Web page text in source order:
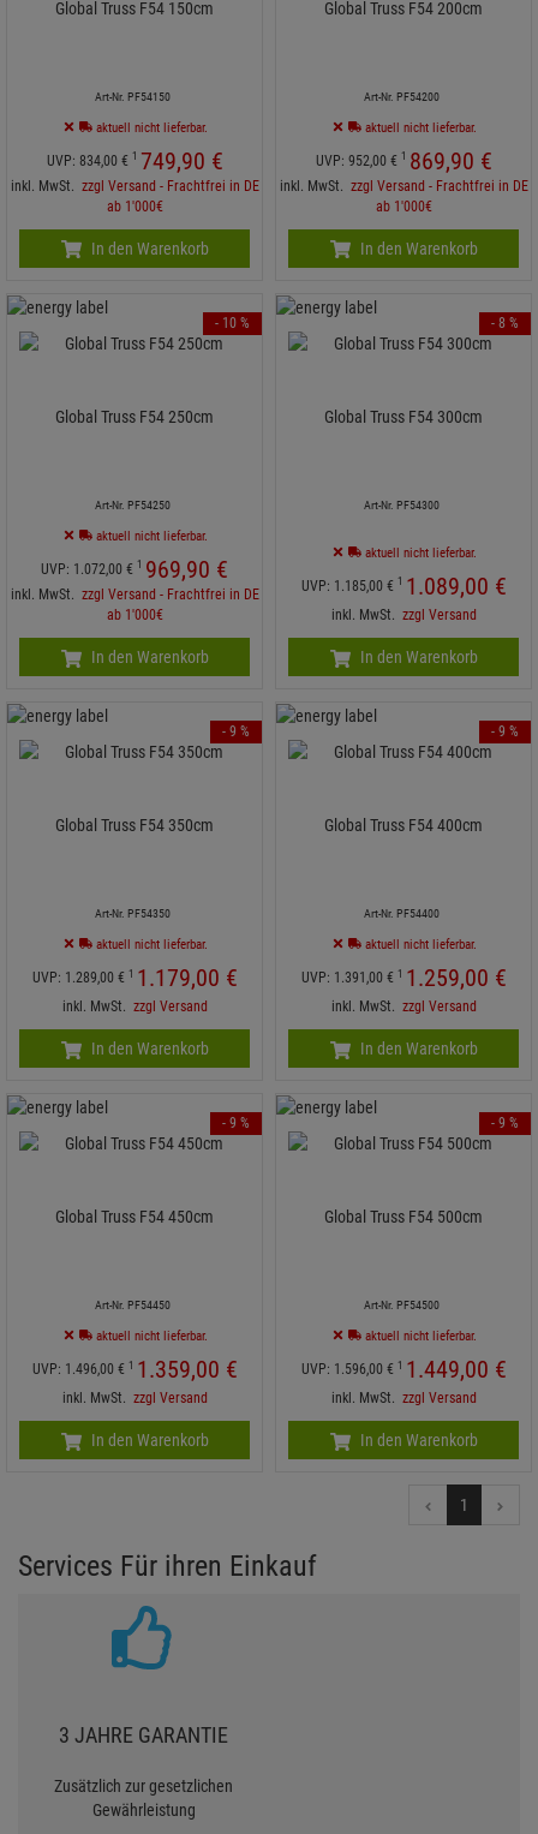
Global Truss F54 150cm
Art-Nr. PF54150
aktuell nicht lieferbar.
UVP: 834,00 € 1 749,90 €
inkl. MwSt. zzgl Versand - Frachtfrei in DE
ab 1'000€
In den Warenkorb
Global Truss F54 200cm
Art-Nr. PF54200
aktuell nicht lieferbar.
UVP: 952, 00 € 1 869,90 €
inkl. MwSt. zzgl Versand - Frachtfrei in DE
ab 1'000€
In den Warenkorb
Global Truss F54 250cm
Art-Nr. PF54250
aktuell nicht lieferbar.
UVP: 1.072,00 € 1 969,90 €
inkl. MwSt. zzgl Versand - Frachtfrei in DE
ab 1'000€
- 10 %
In den Warenkorb
Global Truss F54 300cm
Art-Nr. PF54300
aktuell nicht lieferbar.
UVP: 1.185,00 € 1 1.089,00 €
inkl. MwSt. zzgl Versand
- 8 %
In den Warenkorb
Global Truss F54 350cm
Art-Nr. PF54350
aktuell nicht lieferbar.
UVP: 1.289,00 € 1 1.179,00 €
inkl. MwSt. zzgl Versand
- 9 %
In den Warenkorb
Global Truss F54 400cm
Art-Nr. PF54400
aktuell nicht lieferbar.
UVP: 1.391,00 € 1 1.259,00 €
inkl. MwSt. zzgl Versand
- 9 %
In den Warenkorb
Global Truss F54 450cm
Art-Nr. PF54450
aktuell nicht lieferbar.
UVP: 1.496,00 € 1 1.359,00 €
inkl. MwSt. zzgl Versand
- 9 %
In den Warenkorb
Global Truss F54 500cm
Art-Nr. PF54500
aktuell nicht lieferbar.
UVP: 1.596,00 € 1 1.449,00 €
inkl. MwSt. zzgl Versand
- 9 %
In den Warenkorb
1
Services Für ihren Einkauf
3 JAHRE GARANTIE
Zusätzlich zur gesetzlichen
Gewährleistung